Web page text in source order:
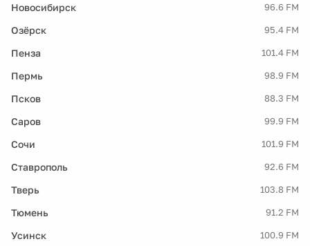
Новосибирск 96.6 FM
Озёрск 95.4 FM
Пенза 101.4 FM
Пермь 98.9 FM
Псков 88.3 FM
Саров 99.9 FM
Сочи 101.9 FM
Ставрополь 92.6 FM
Тверь 103.8 FM
Тюмень 91.2 FM
Усинск 100.9 FM